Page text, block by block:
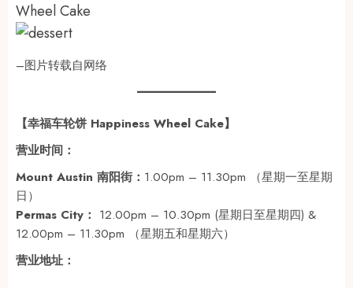
–图片转载自网络
【幸福车轮饼 Happiness Wheel Cake】
营业时间：
Mount Austin 南阳街： 1.00pm – 11.30pm （星期一至星期
日）
Permas City： 12.00pm – 10.30pm (星期日至星期四) &
12.00pm – 11.30pm （星期五和星期六）
营业地址：